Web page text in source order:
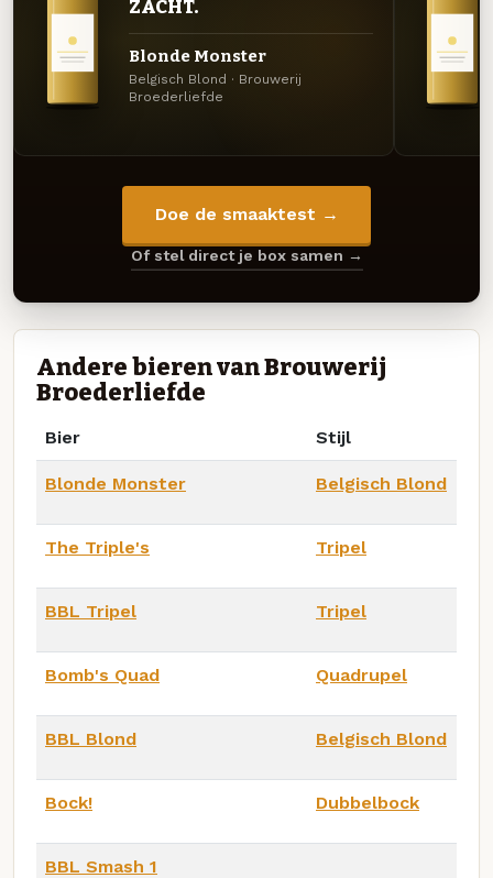
ZACHT.
Blonde Monster
Belgisch Blond · Brouwerij
Broederliefde
Doe de smaaktest →
Of stel direct je box samen →
Andere bieren van Brouwerij
Broederliefde
Bier Stijl
Blonde Monster Belgisch Blond
The Triple's Tripel
BBL Tripel Tripel
Bomb's Quad Quadrupel
BBL Blond Belgisch Blond
Bock! Dubbelbock
BBL Smash 1